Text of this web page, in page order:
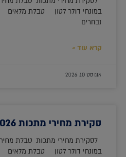
במונחי דולר לטון טבלת
נבחרים
קרא עוד »
אוגוסט 10, 2026
סקירת מחירי מתכות 30.7.2026
לסקירת מחירי מתכות טבלת
במונחי דולר לטון טבלת